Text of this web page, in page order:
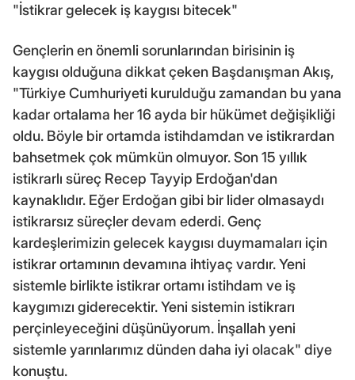
"İstikrar gelecek iş kaygısı bitecek"
Gençlerin en önemli sorunlarından birisinin iş
kaygısı olduğuna dikkat çeken Başdanışman Akış,
"Türkiye Cumhuriyeti kurulduğu zamandan bu yana
kadar ortalama her 16 ayda bir hükümet değişikliği
oldu. Böyle bir ortamda istihdamdan ve istikrardan
bahsetmek çok mümkün olmuyor. Son 15 yıllık
istikrarlı süreç Recep Tayyip Erdoğan'dan
kaynaklıdır. Eğer Erdoğan gibi bir lider olmasaydı
istikrarsız süreçler devam ederdi. Genç
kardeşlerimizin gelecek kaygısı duymamaları için
istikrar ortamının devamına ihtiyaç vardır. Yeni
sistemle birlikte istikrar ortamı istihdam ve iş
kaygımızı giderecektir. Yeni sistemin istikrarı
perçinleyeceğini düşünüyorum. İnşallah yeni
sistemle yarınlarımız dünden daha iyi olacak" diye
konuştu.